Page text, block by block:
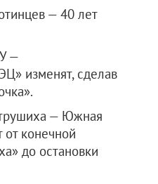
— 40 лет
—
изменят, сделав
— Южная
от конечной
до остановки